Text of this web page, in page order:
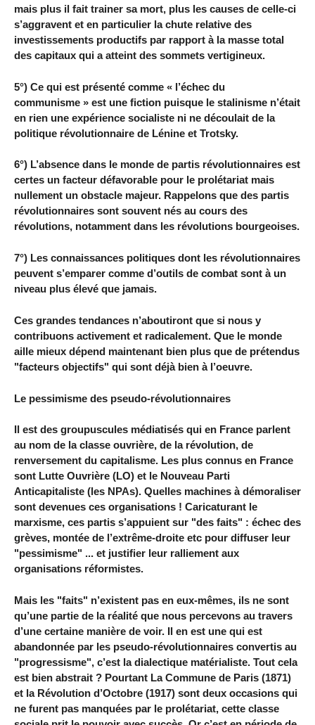
mais plus il fait trainer sa mort, plus les causes de celle-ci
s’aggravent et en particulier la chute relative des
investissements productifs par rapport à la masse total
des capitaux qui a atteint des sommets vertigineux.
5°) Ce qui est présenté comme « l’échec du
communisme » est une fiction puisque le stalinisme n’était
en rien une expérience socialiste ni ne découlait de la
politique révolutionnaire de Lénine et Trotsky.
6°) L’absence dans le monde de partis révolutionnaires est
certes un facteur défavorable pour le prolétariat mais
nullement un obstacle majeur. Rappelons que des partis
révolutionnaires sont souvent nés au cours des
révolutions, notamment dans les révolutions bourgeoises.
7°) Les connaissances politiques dont les révolutionnaires
peuvent s’emparer comme d’outils de combat sont à un
niveau plus élevé que jamais.
Ces grandes tendances n’aboutiront que si nous y
contribuons activement et radicalement. Que le monde
aille mieux dépend maintenant bien plus que de prétendus
"facteurs objectifs" qui sont déjà bien à l’oeuvre.
Le pessimisme des pseudo-révolutionnaires
Il est des groupuscules médiatisés qui en France parlent
au nom de la classe ouvrière, de la révolution, de
renversement du capitalisme. Les plus connus en France
sont Lutte Ouvrière (LO) et le Nouveau Parti
Anticapitaliste (les NPAs). Quelles machines à démoraliser
sont devenues ces organisations ! Caricaturant le
marxisme, ces partis s’appuient sur "des faits" : échec des
grèves, montée de l’extrême-droite etc pour diffuser leur
"pessimisme" ... et justifier leur ralliement aux
organisations réformistes.
Mais les "faits" n’existent pas en eux-mêmes, ils ne sont
qu’une partie de la réalité que nous percevons au travers
d’une certaine manière de voir. Il en est une qui est
abandonnée par les pseudo-révolutionnaires convertis au
"progressisme", c’est la dialectique matérialiste. Tout cela
est bien abstrait ? Pourtant La Commune de Paris (1871)
et la Révolution d’Octobre (1917) sont deux occasions qui
ne furent pas manquées par le prolétariat, cette classe